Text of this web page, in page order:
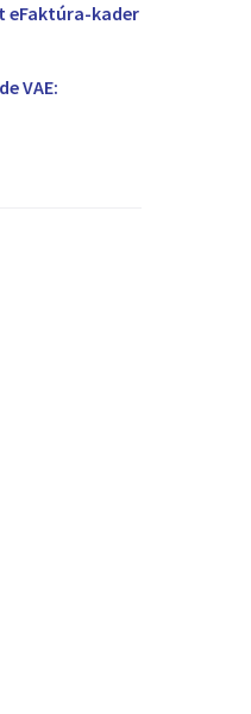
eFaktúra-kader
VAE: